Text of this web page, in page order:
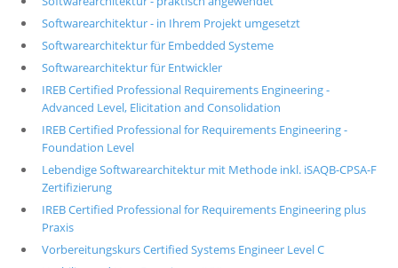
Softwarearchitektur - in Ihrem Projekt umgesetzt
Softwarearchitektur für Embedded Systeme
Softwarearchitektur für Entwickler
IREB Certified Professional Requirements Engineering -
Advanced Level, Elicitation and Consolidation
IREB Certified Professional for Requirements Engineering -
Foundation Level
Lebendige Softwarearchitektur mit Methode inkl. iSAQB-CPSA-F
Zertifizierung
IREB Certified Professional for Requirements Engineering plus
Praxis
Vorbereitungskurs Certified Systems Engineer Level C